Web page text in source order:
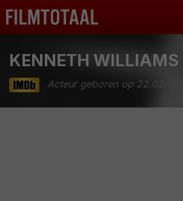
KENNETH WILLIAMS
Acteur geboren op 22.02.1926